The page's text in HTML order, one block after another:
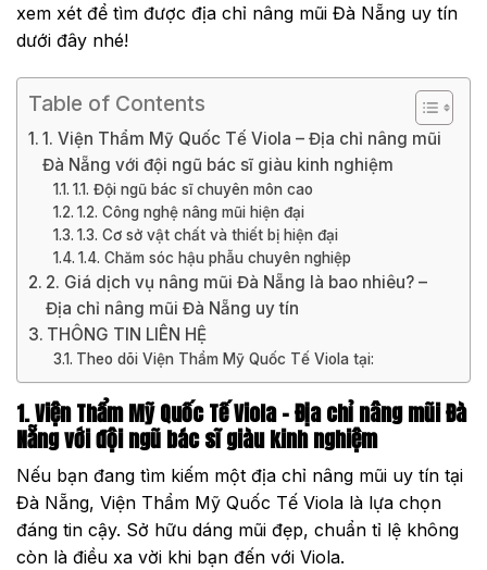
xem xét để tìm được địa chỉ nâng mũi Đà Nẵng uy tín
dưới đây nhé!
Table of Contents
1. Viện Thẩm Mỹ Quốc Tế Viola – Địa chỉ nâng mũi
Đà Nẵng với đội ngũ bác sĩ giàu kinh nghiệm
1.1. Đội ngũ bác sĩ chuyên môn cao
1.2. Công nghệ nâng mũi hiện đại
1.3. Cơ sở vật chất và thiết bị hiện đại
1.4. Chăm sóc hậu phẫu chuyên nghiệp
2. Giá dịch vụ nâng mũi Đà Nẵng là bao nhiêu? –
Địa chỉ nâng mũi Đà Nẵng uy tín
THÔNG TIN LIÊN HỆ
Theo dõi Viện Thẩm Mỹ Quốc Tế Viola tại:
1. Viện Thẩm MỹQuốc TếViola – Địa chỉ nâng mũi Đà
Nẵng với đội ngũ bác sĩ giàu kinh nghiệm
Nếu bạn đang tìm kiếm một địa chỉ nâng mũi uy tín tại
Đà Nẵng, Viện Thẩm Mỹ Quốc Tế Viola là lựa chọn
đáng tin cậy. Sở hữu dáng mũi đẹp, chuẩn tỉ lệ không
còn là điều xa vời khi bạn đến với Viola.